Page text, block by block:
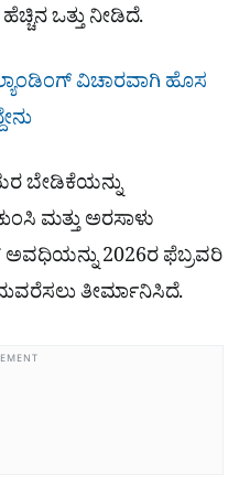
ಒತ್ತು ನೀಡಿದೆ.
ವಿಚಾರವಾಗಿ ಹೊಸ
ಬೇಡಿಕೆಯನ್ನು
ಮತ್ತು ಅರಸಾಳು
ಅವಧಿಯನ್ನು 2026ರ ಫೆಬ್ರವರಿ
ತೀರ್ಮಾನಿಸಿದೆ.